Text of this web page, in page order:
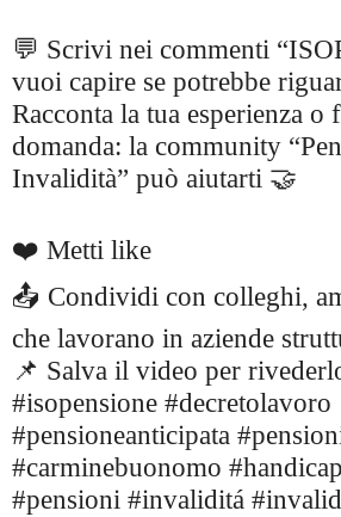
💬 Scrivi nei commenti
vuoi capire se potrebbe
Racconta la tua esperienza o
domanda: la community
Invalidità” può aiutarti 🤝
❤️ Metti like
📤 Condividi con colleghi,
che lavorano in aziende
📌 Salva il video per
#isopensione #decretolavoro
#pensioneanticipata
#carminebuonomo
#pensioni #invaliditá